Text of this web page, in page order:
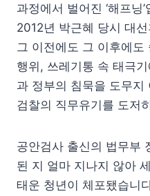
과정에서 벌어진 ‘해프닝
2012년 박근혜 당시 대
그 이전에도 그 이후에도
행위, 쓰레기통 속 태극
과 정부의 침묵을 도무
검찰의 직무유기를 도저
공안검사 출신의 법무부
된 지 얼마 지나지 않아
태운 청년이 체포됐습니